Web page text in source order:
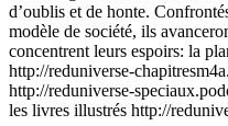
d’oublis et de honte.
modèle de société, ils
concentrent leurs espoirs: la
http://reduniverse-
http://reduniverse-
les livres illustrés http://